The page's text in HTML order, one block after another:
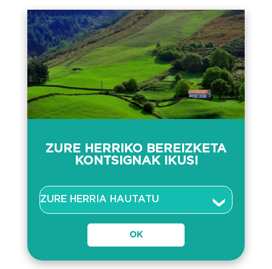
ZURE HERRIKO BEREIZKETA
KONTSIGNAK IKUSI